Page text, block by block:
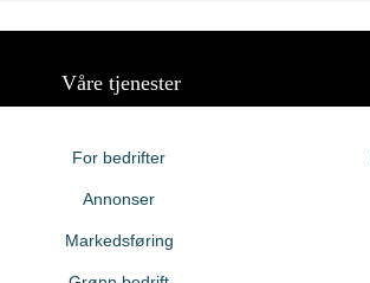
Våre tjenester
For bedrifter
Annonser
Markedsføring